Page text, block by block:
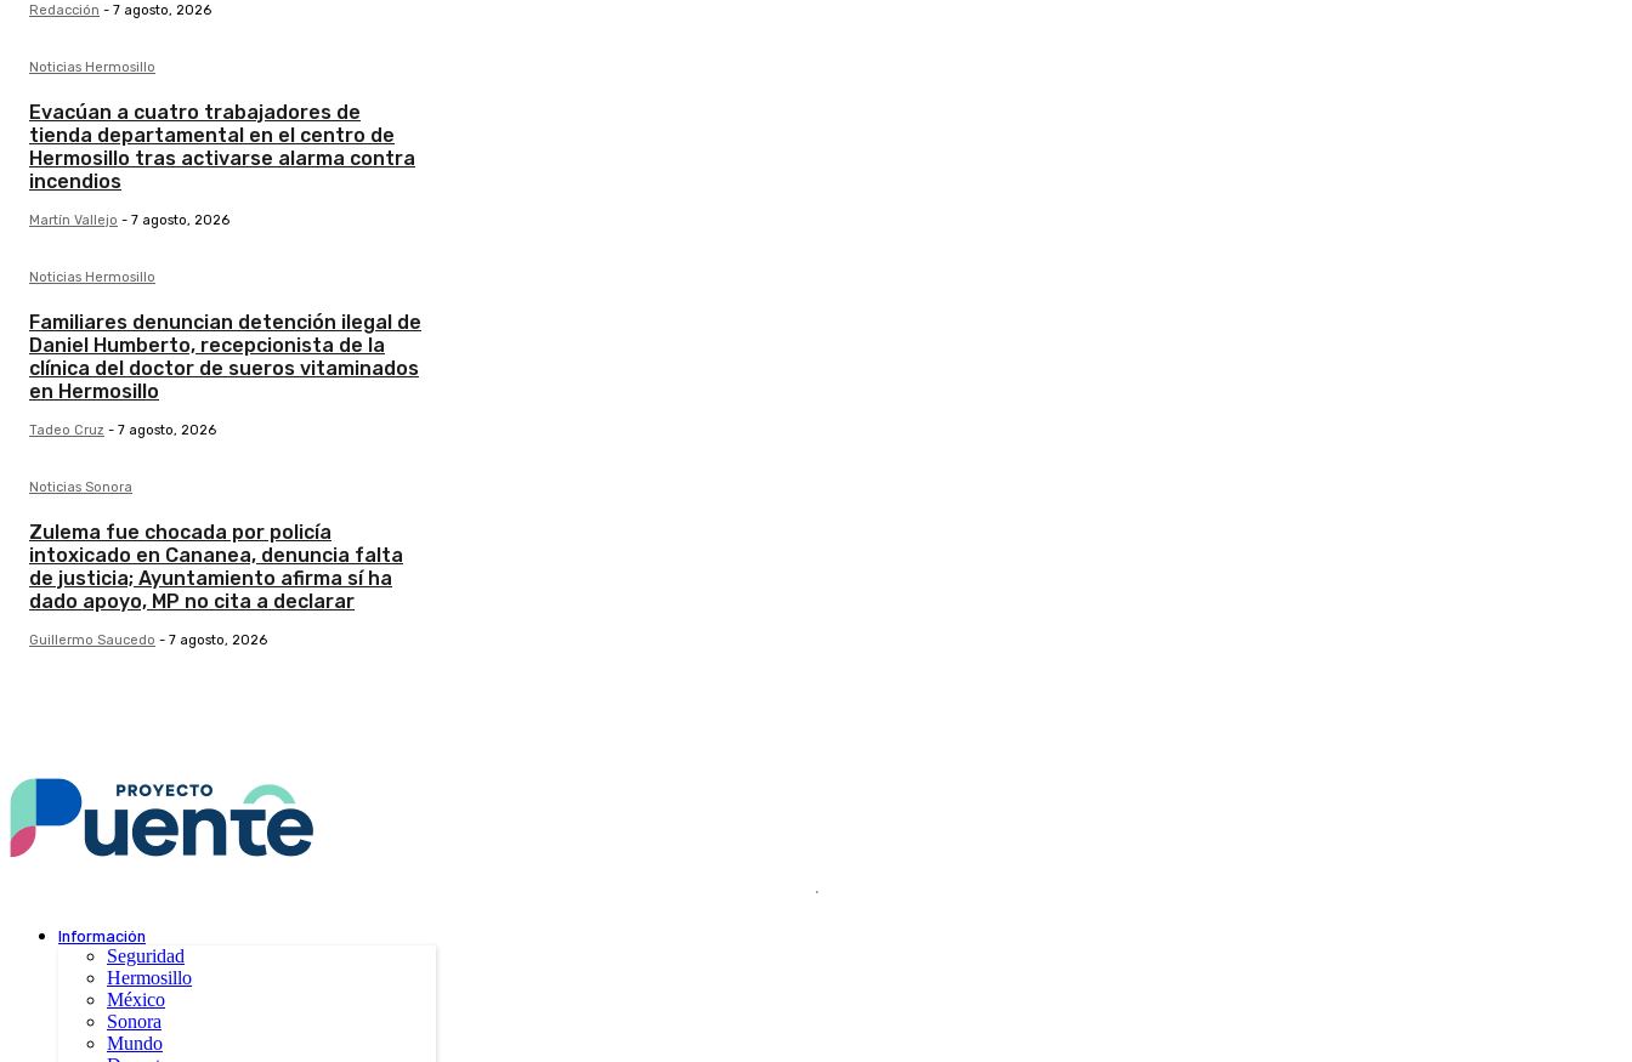
Redacción - 7 agosto, 2026
Noticias Hermosillo
Evacúan a cuatro trabajadores de
tienda departamental en el centro de
Hermosillo tras activarse alarma contra
incendios
Martín Vallejo - 7 agosto, 2026
Noticias Hermosillo
Familiares denuncian detención ilegal de
Daniel Humberto, recepcionista de la
clínica del doctor de sueros vitaminados
en Hermosillo
Tadeo Cruz - 7 agosto, 2026
Noticias Sonora
Zulema fue chocada por policía
intoxicado en Cananea, denuncia falta
de justicia; Ayuntamiento afirma sí ha
dado apoyo, MP no cita a declarar
Guillermo Saucedo - 7 agosto, 2026
.
Información
Seguridad
Hermosillo
México
Sonora
Mundo